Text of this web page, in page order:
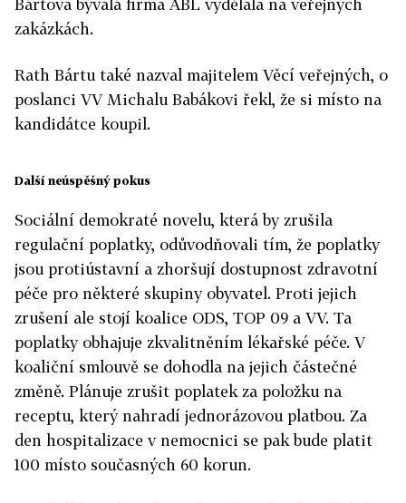
Bártova bývalá firma ABL vydělala na veřejných
zakázkách.
Rath Bártu také nazval majitelem Věcí veřejných, o
poslanci VV Michalu Babákovi řekl, že si místo na
kandidátce koupil.
Další neúspěšný pokus
Sociální demokraté novelu, která by zrušila
regulační poplatky, odůvodňovali tím, že poplatky
jsou protiústavní a zhoršují dostupnost zdravotní
péče pro některé skupiny obyvatel. Proti jejich
zrušení ale stojí koalice ODS, TOP 09 a VV. Ta
poplatky obhajuje zkvalitněním lékařské péče. V
koaliční smlouvě se dohodla na jejich částečné
změně. Plánuje zrušit poplatek za položku na
receptu, který nahradí jednorázovou platbou. Za
den hospitalizace v nemocnici se pak bude platit
100 místo současných 60 korun.